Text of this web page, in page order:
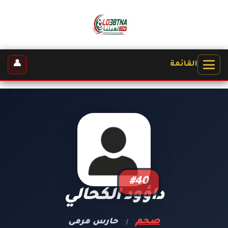
القائمة 👤
#40
داؤود الكحالي
صحم | حارس مرمى